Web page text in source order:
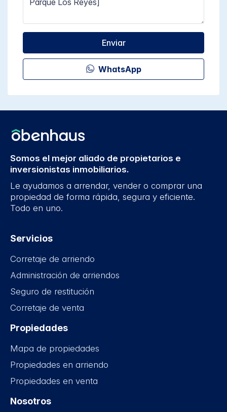
Enviar
WhatsApp
Somos el mejor aliado de propietarios e
inversionistas inmobiliarios.
Le ayudamos a arrendar, vender o comprar una
propiedad de forma rápida, segura y eficiente.
Todo en uno.
Servicios
Corretaje de arriendo
Administración de arriendos
Seguro de restitución
Corretaje de venta
Propiedades
Mapa de propiedades
Propiedades en arriendo
Propiedades en venta
Nosotros